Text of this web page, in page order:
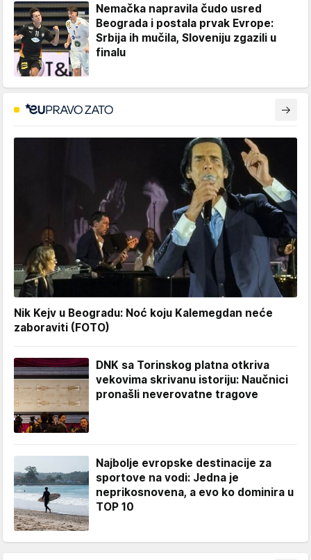
Nemačka napravila čudo usred
Beograda i postala prvak Evrope:
Srbija ih mučila, Sloveniju zgazili u
finalu
Nik Kejv u Beogradu: Noć koju Kalemegdan neće
zaboraviti (FOTO)
DNK sa Torinskog platna otkriva
vekovima skrivanu istoriju: Naučnici
pronašli neverovatne tragove
Najbolje evropske destinacije za
sportove na vodi: Jedna je
neprikosnovena, a evo ko dominira u
TOP 10